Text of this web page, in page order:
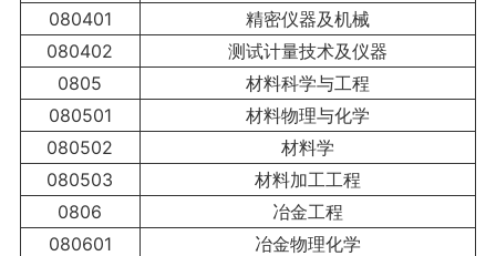
080401
精密仪器及机械
080402
测试计量技术及仪器
0805
材料科学与工程
080501
材料物理与化学
080502
材料学
080503
材料加工工程
0806
冶金工程
080601
冶金物理化学